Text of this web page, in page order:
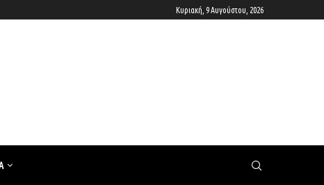
Κυριακή, 9 Αυγούστου, 2026